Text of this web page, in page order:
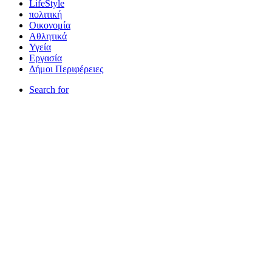
LifeStyle
πολιτική
Οικονομία
Αθλητικά
Υγεία
Εργασία
Δήμοι Περιφέρειες
Search for